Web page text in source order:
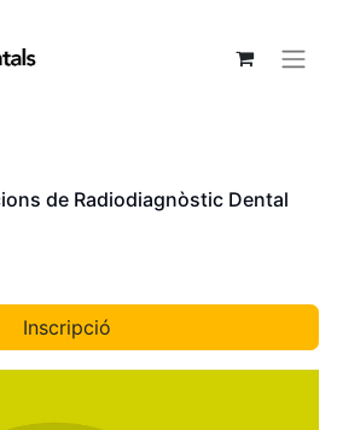
de Radiodiagnòstic Dental
Inscripció